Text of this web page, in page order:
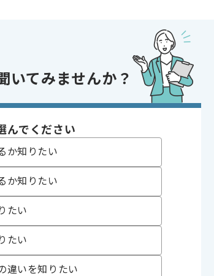
なケースもございます！まずはお気軽にご相談ください！
いてみませんか？
んでください
か知りたい
か知りたい
たい
たい
違いを知りたい